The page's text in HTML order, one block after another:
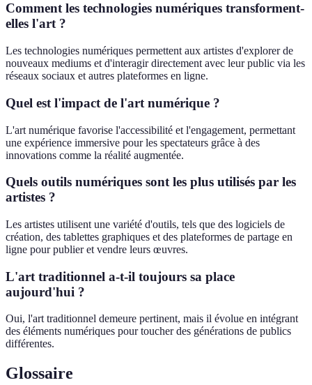
Comment les technologies numériques transforment-
elles l'art ?
Les technologies numériques permettent aux artistes d'explorer de
nouveaux mediums et d'interagir directement avec leur public via les
réseaux sociaux et autres plateformes en ligne.
Quel est l'impact de l'art numérique ?
L'art numérique favorise l'accessibilité et l'engagement, permettant
une expérience immersive pour les spectateurs grâce à des
innovations comme la réalité augmentée.
Quels outils numériques sont les plus utilisés par les
artistes ?
Les artistes utilisent une variété d'outils, tels que des logiciels de
création, des tablettes graphiques et des plateformes de partage en
ligne pour publier et vendre leurs œuvres.
L'art traditionnel a-t-il toujours sa place
aujourd'hui ?
Oui, l'art traditionnel demeure pertinent, mais il évolue en intégrant
des éléments numériques pour toucher des générations de publics
différentes.
Glossaire